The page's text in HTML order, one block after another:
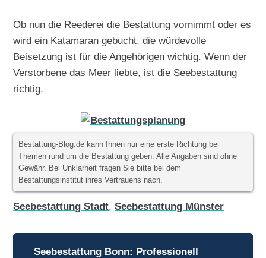
Ob nun die Reederei die Bestattung vornimmt oder es
wird ein Katamaran gebucht, die würdevolle
Beisetzung ist für die Angehörigen wichtig. Wenn der
Verstorbene das Meer liebte, ist die Seebestattung
richtig.
Bestattung-Blog.de kann Ihnen nur eine erste Richtung bei
Themen rund um die Bestattung geben. Alle Angaben sind ohne
Gewähr. Bei Unklarheit fragen Sie bitte bei dem
Bestattungsinstitut ihres Vertrauens nach.
Seebestattung Stadt,Seebestattung Münster
Beitragsnavigation
Seebestattung Bonn: Professionell